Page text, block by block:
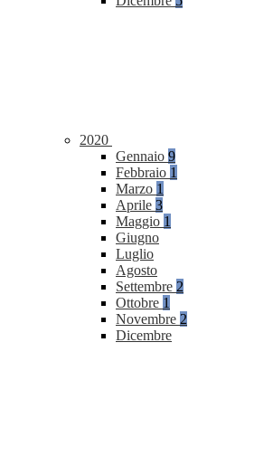
2020
Gennaio 9
Febbraio 1
Marzo 1
Aprile 3
Maggio 1
Giugno
Luglio
Agosto
Settembre 2
Ottobre 1
Novembre 2
Dicembre